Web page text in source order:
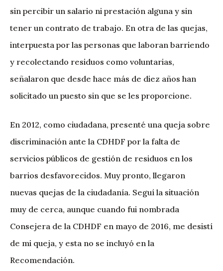
sin percibir un salario ni prestación alguna y sin
tener un contrato de trabajo. En otra de las quejas,
interpuesta por las personas que laboran barriendo
y recolectando residuos como voluntarias,
señalaron que desde hace más de diez años han
solicitado un puesto sin que se les proporcione.
En 2012, como ciudadana, presenté una queja sobre
discriminación ante la CDHDF por la falta de
servicios públicos de gestión de residuos en los
barrios desfavorecidos. Muy pronto, llegaron
nuevas quejas de la ciudadanía. Seguí la situación
muy de cerca, aunque cuando fui nombrada
Consejera de la CDHDF en mayo de 2016, me desistí
de mi queja, y esta no se incluyó en la
Recomendación.